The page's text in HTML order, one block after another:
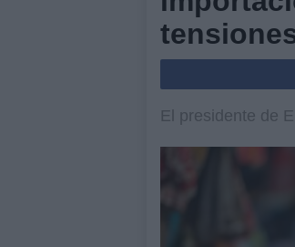
El presidente de